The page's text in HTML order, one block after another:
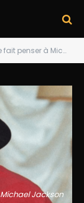
à Michael Jackson
Jackson